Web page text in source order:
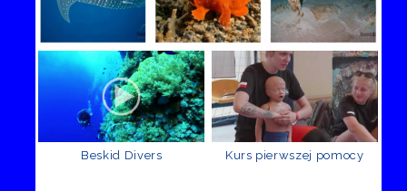
Beskid Divers Kurs pierwszej pomocy